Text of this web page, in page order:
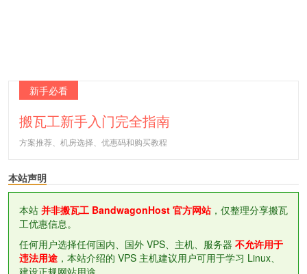
新手必看
搬瓦工新手入门完全指南
方案推荐、机房选择、优惠码和购买教程
本站声明
本站 并非搬瓦工 BandwagonHost 官方网站，仅整理分享搬瓦
工优惠信息。
任何用户选择任何国内、国外 VPS、主机、服务器 不允许用于
违法用途 ，本站介绍的 VPS 主机建议用户可用于学习 Linux、
建设正规网站用途。